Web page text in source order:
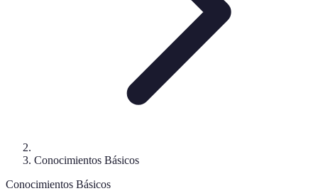
Conocimientos Básicos
Conocimientos Básicos